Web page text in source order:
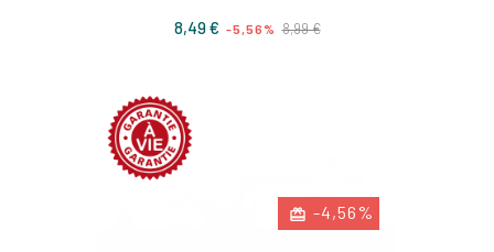
8,49 € Prix
-5,56% 8,99 €Prix
-4,56%